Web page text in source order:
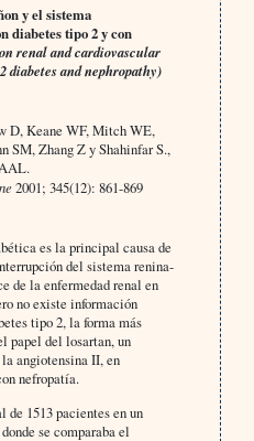
y el sistema
diabetes tipo 2 y con
renal and cardiovascular
diabetes and nephropathy)
D, Keane WF, Mitch WE,
SM, Zhang Z y Shahinfar S.,
2001; 345(12): 861-869
es la principal causa de
del sistema renina-
de la enfermedad renal en
no existe información
tipo 2, la forma más
papel del losartan, un
angiotensina II, en
nefropatía.
1513 pacientes en un
se comparaba el